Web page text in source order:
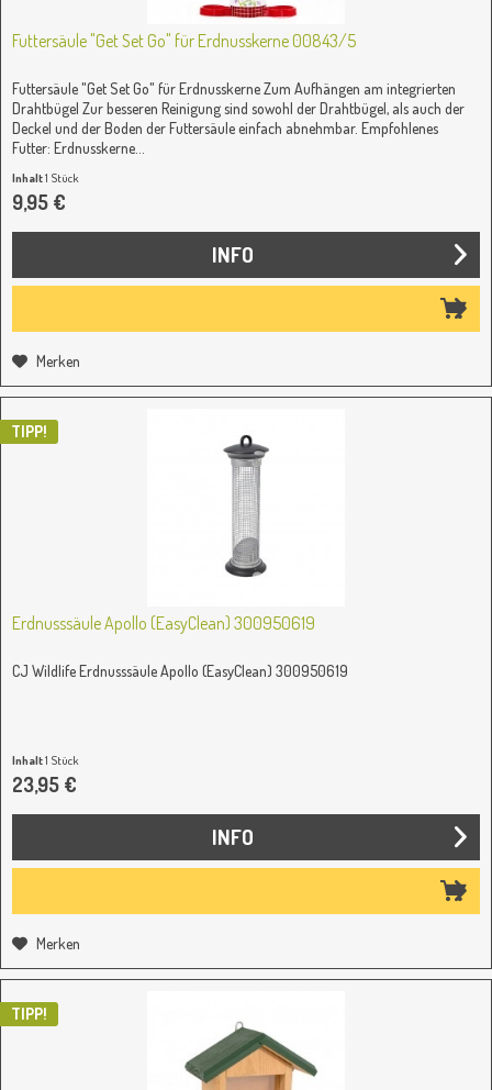
Futtersäule "Get Set Go" für Erdnusskerne 00843/5
Futtersäule "Get Set Go" für Erdnusskerne Zum Aufhängen am integrierten
Drahtbügel Zur besseren Reinigung sind sowohl der Drahtbügel, als auch der
Deckel und der Boden der Futtersäule einfach abnehmbar. Empfohlenes
Futter: Erdnusskerne...
Inhalt1 Stück
9,95 €
INFO
Merken
TIPP!
Erdnusssäule Apollo (EasyClean) 300950619
CJ Wildlife Erdnusssäule Apollo (EasyClean) 300950619
Inhalt1 Stück
23,95 €
INFO
Merken
TIPP!